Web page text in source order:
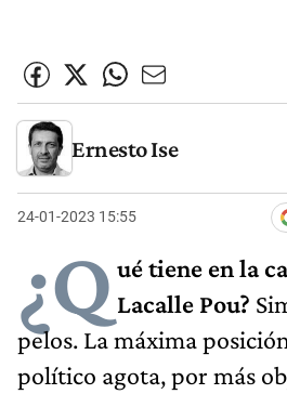
Ernesto Ise
24-01-2023 15:55
¿Q ué tiene en la
Lacalle Pou?
pelos. La máxima
político agota, por más